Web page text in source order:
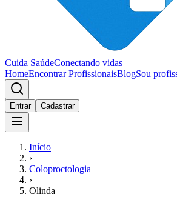
Cuida SaúdeConectando vidas
HomeEncontrar ProfissionaisBlogSou
Entrar Cadastrar
Início
›
Coloproctologia
›
Olinda